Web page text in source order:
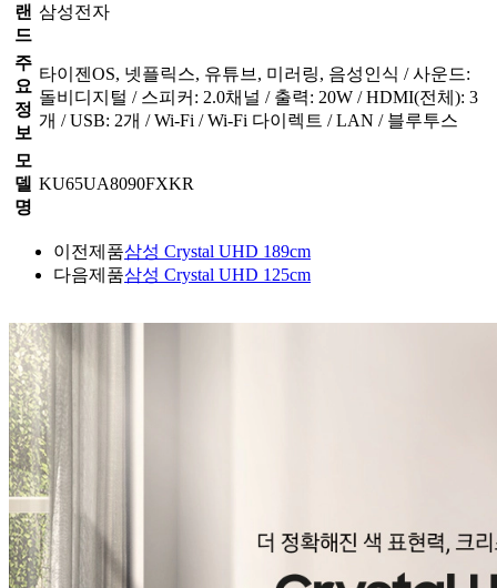
랜
드
삼성전자
주
요
정
보
타이젠OS, 넷플릭스, 유튜브, 미러링, 음성인식 / 사운드:
돌비디지털 / 스피커: 2.0채널 / 출력: 20W / HDMI(전체): 3
개 / USB: 2개 / Wi-Fi / Wi-Fi 다이렉트 / LAN / 블루투스
모
델
명
KU65UA8090FXKR
이전제품삼성 Crystal UHD 189cm
다음제품삼성 Crystal UHD 125cm